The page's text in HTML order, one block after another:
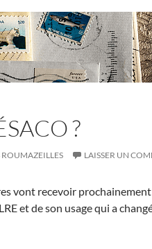
?
ROUMAZEILLES LAISSER UN
vont recevoir
et de son usage qui a